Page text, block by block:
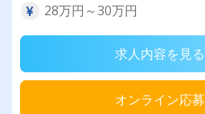
28万円～30万円
求人内容を見る
オンライン応募